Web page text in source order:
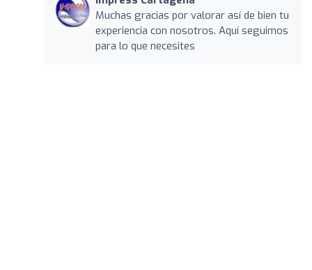
Muchas gracias por valorar así de bien tu
experiencia con nosotros. Aquí seguimos
para lo que necesites